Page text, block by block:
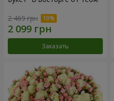
2 469 грн
Заказать